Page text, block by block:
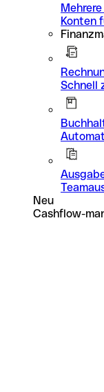
Konten
Schnell
Neu
Cashflow-